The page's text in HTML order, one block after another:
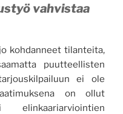
vahvistaa
kohdanneet tilanteita,
puutteellisten
ei ole
on ollut
elinkaariarviointien